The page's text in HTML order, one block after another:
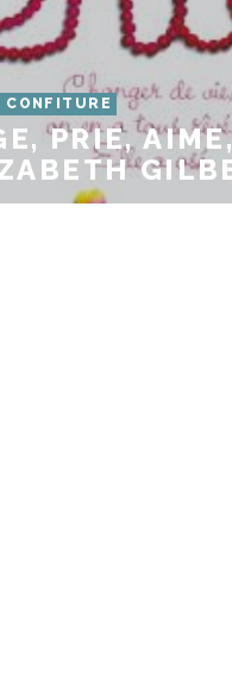
CONFITURE
PRIE,